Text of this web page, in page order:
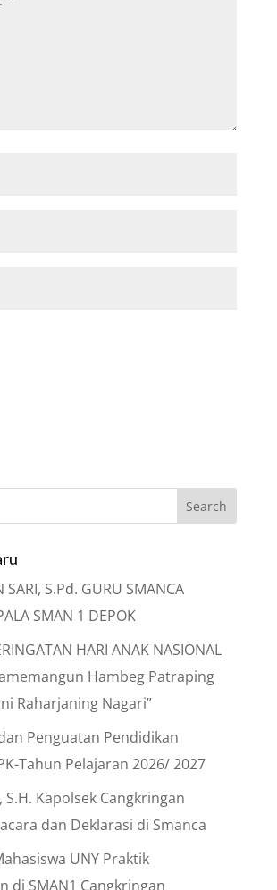
SARI, S.Pd. GURU SMANCA
SMAN 1 DEPOK
HARI ANAK NASIONAL
Hambeg Patraping
Raharjaning Nagari”
Penguatan Pendidikan
Tahun Pelajaran 2026/ 2027
S.H. Kapolsek Cangkringan
dan Deklarasi di Smanca
UNY Praktik
di SMAN1 Cangkringan